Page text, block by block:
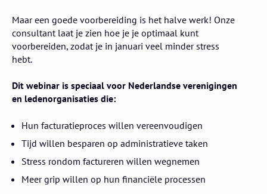
Maar een goede voorbereiding is het halve werk! Onze
consultant laat je zien hoe je je optimaal kunt
voorbereiden, zodat je in januari veel minder stress
hebt.
Dit webinar is speciaal voor Nederlandse verenigingen
en ledenorganisaties die:
Hun facturatieproces willen vereenvoudigen
Tijd willen besparen op administratieve taken
Stress rondom factureren willen wegnemen
Meer grip willen op hun financiële processen